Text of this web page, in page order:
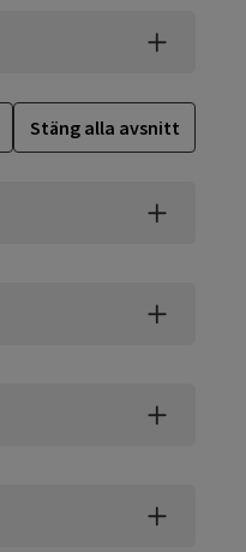
Stäng alla avsnitt